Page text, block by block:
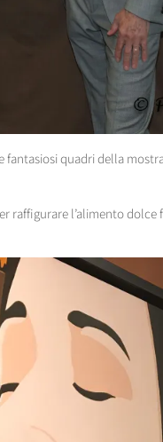
quadri della
raffigurare l’alimento